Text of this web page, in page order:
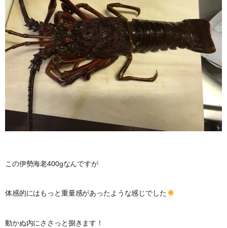
この伊勢海老400gなんですが
体感的にはもっと重量感があったような感じでした
動かぬ内にささっと捌きます！